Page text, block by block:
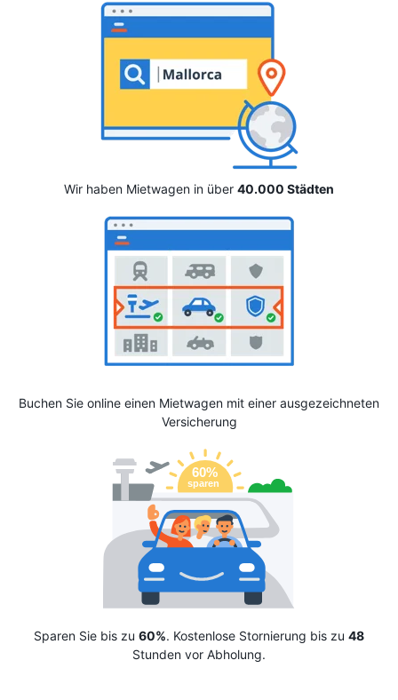
Wir haben Mietwagen in über 40.000 Städten
Buchen Sie online einen Mietwagen mit einer ausgezeichneten
Versicherung
Sparen Sie bis zu 60%. Kostenlose Stornierung bis zu 48
Stunden vor Abholung.